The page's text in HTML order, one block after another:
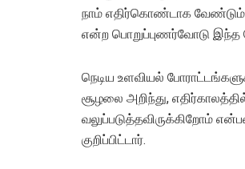
நாம் எதிர்கொண்டாக
என்ற பொறுப்புணர்வோடு இந்த
நெடிய உளவியல்
சூழலை அறிந்து,
வலுப்படுத்தவிருக்கிறோம்
குறிப்பிட்டார்.